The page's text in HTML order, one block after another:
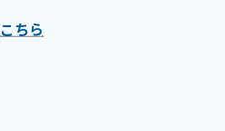
こちら